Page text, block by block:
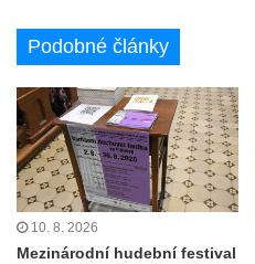
Podobné články
10. 8. 2026
Mezinárodní hudební festival